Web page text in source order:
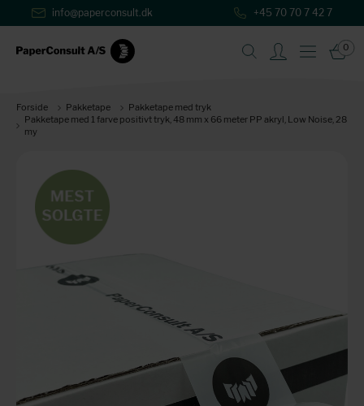
+45 70 70 7 42 7
info@paperconsult.dk
0
Forside Pakketape
Pakketape med tryk
Pakketape med 1 farve positivt tryk, 48 mm x 66 meter PP akryl, Low Noise, 28
my